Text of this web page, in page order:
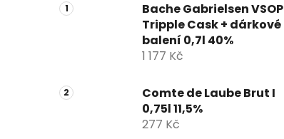
Bache Gabrielsen VSOP
Tripple Cask + dárkové
balení 0,7l 40%
1 177 Kč
Comte de Laube Brut I
0,75l 11,5%
277 Kč